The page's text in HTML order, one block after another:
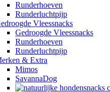
Runderhoeven
Runderluchtpijp
Vleessnacks
Gedroogde Vleessnacks
Runderhoeven
Runderluchtpijp
& Extra
Mimos
SavannaDog